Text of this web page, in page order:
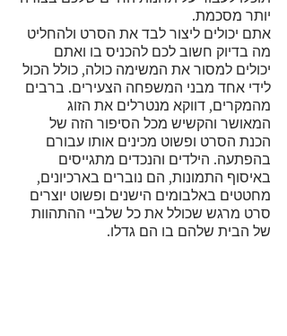
יותר מסכמת.
אתם יכולים ליצור לבד את הסרט ולהחליט
מה בדיוק חשוב לכם להכניס בו ואתם
יכולים למסור את המשימה כולה, כולל הכול
לידי אחד מבני המשפחה הצעירים. ברבים
מהמקרים, דווקא מנטרלים את הזוג
המאושר והקשיש מכל הסיפור הזה של
הכנת הסרט ופשוט מכינים אותו עבורם
בהפתעה. הילדים והנכדים מתגייסים
באיסוף התמונות, הם נוברים בארכיונים,
מחטטים באלבומים הישנים ופשוט יוצרים
סרט מרגש שכולל את כל שלביי ההתהוות
של הבית שלהם בו הם גדלו.